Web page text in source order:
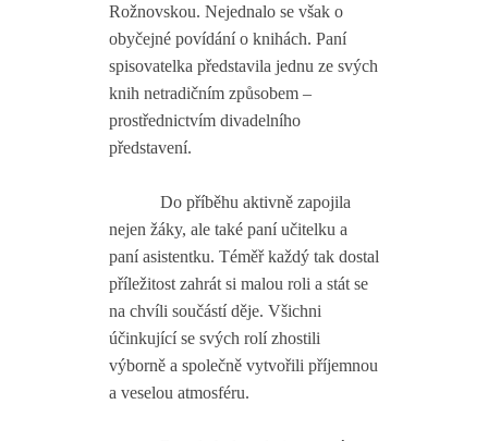
Rožnovskou. Nejednalo se však o
obyčejné povídání o knihách. Paní
spisovatelka představila jednu ze svých
knih netradičním způsobem –
prostřednictvím divadelního
představení.
Do příběhu aktivně zapojila
nejen žáky, ale také paní učitelku a
paní asistentku. Téměř každý tak dostal
příležitost zahrát si malou roli a stát se
na chvíli součástí děje. Všichni
účinkující se svých rolí zhostili
výborně a společně vytvořili příjemnou
a veselou atmosféru.